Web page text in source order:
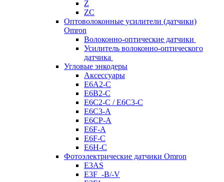
Z
ZC
Оптоволоконные усилители (датчики)
Omron
Волоконно-оптические датчики
Усилитель волоконно-оптического
датчика
Угловые энкодеры
Аксессуары
E6A2-C
E6B2-C
E6C2-C / E6C3-C
E6C3-A
E6CP-A
E6F-A
E6F-C
E6H-C
Фотоэлектрические датчики Omron
E3AS
E3F_-B/-V